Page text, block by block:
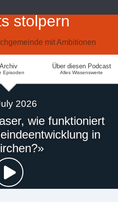
stolpern
mit Ambitionen
Archiv
Episoden
Über diesen Podcast
Alles Wissenswerte
2026
wie funktioniert
in